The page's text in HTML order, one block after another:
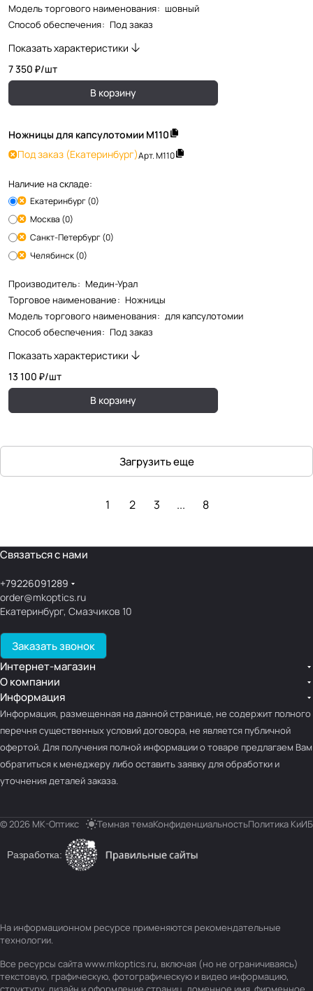
Модель торгового наименования: шовный
Способ обеспечения: Под заказ
Показать характеристики
7 350 ₽/шт
В корзину
Ножницы для капсулотомии М110
Под заказ (Екатеринбург)Арт.М110
Наличие на складе:
Екатеринбург (0)
Москва (0)
Санкт-Петербург (0)
Челябинск (0)
Производитель: Медин-Урал
Торговое наименование: Ножницы
Модель торгового наименования: для капсулотомии
Способ обеспечения: Под заказ
Показать характеристики
13 100 ₽/шт
В корзину
Загрузить еще
1 2 3 ... 8
Связаться с нами
+79226091289
order@mkoptics.ru
Екатеринбург, Смазчиков 10
Заказать звонок
Интернет-магазин
О компании
Информация
Информация, размещенная на данной странице, не содержит полного
перечня существенных условий договора, не является публичной
офертой. Для получения полной информации о товаре предлагаем Вам
обратиться к менеджеру либо оставить заявку для обработки и
уточнения деталей заказа.
© 2026 МК-Оптикс Темная темаКонфиденциальностьПолитика КиИБ
Разработка:
На информационном ресурсе применяются рекомендательные
технологии.
Все ресурсы сайта www.mkoptics.ru, включая (но не ограничиваясь)
текстовую, графическую, фотографическую и видео информацию,